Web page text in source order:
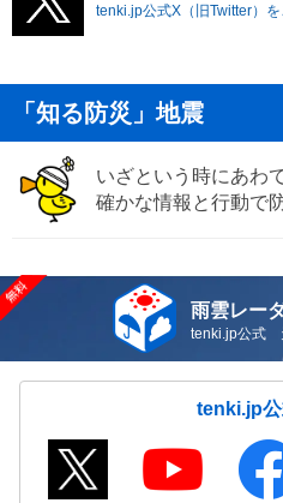
tenki.jp公式X（旧Twitter）を
「知る防災」地震
いざという時にあわ
確かな情報と行動で
雨雲レー
tenki.jp公式
tenki.jp